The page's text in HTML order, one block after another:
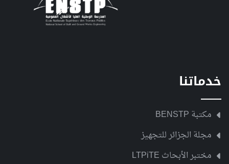
خدماتنا
مكتبة BENSTP
مجلة الجزائر للتجهيز
مختبر الأبحاث LTPiTE